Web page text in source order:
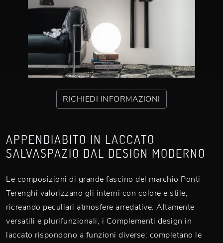
RICHIEDI INFORMAZIONI
APPENDIABITO IN LACCATO
SALVASPAZIO DAL DESIGN MODERNO
Le composizioni di grande fascino del marchio Ponti
Terenghi valorizzano gli interni con colore e stile,
ricreando peculiari atmosfere arredative. Altamente
versatili e plurifunzionali, i Complementi design in
laccato rispondono a funzioni diverse: completano le